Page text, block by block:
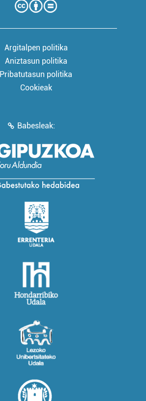
Argitalpen politika
Aniztasun politika
Pribatutasun politika
Cookieak
Babesleak: